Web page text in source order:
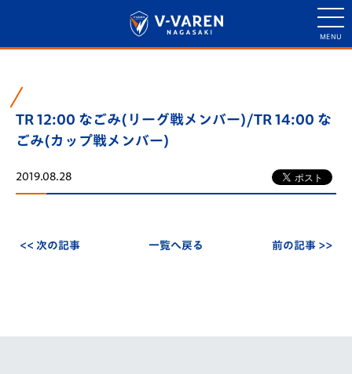
TR 12:00 なごみ(リーグ戦メンバー)/TR 14:00 な
ごみ(カップ戦メンバー)
2019.08.28
<< 次の記事 一覧へ戻る 前の記事 >>